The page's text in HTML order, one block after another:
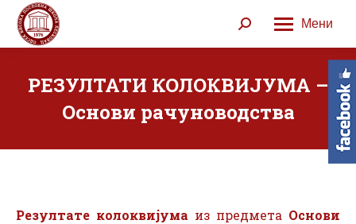
Мени
Search:
РЕЗУЛТАТИ КОЛОКВИЈУМА –
Основи рачуноводства
Резултате колоквијума из предмета Основи